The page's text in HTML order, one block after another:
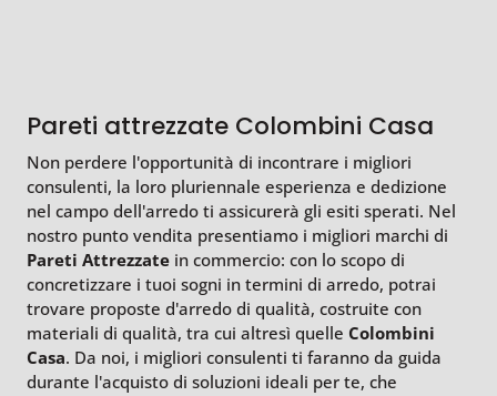
Pareti attrezzate Colombini Casa
Non perdere l'opportunità di incontrare i migliori
consulenti, la loro pluriennale esperienza e dedizione
nel campo dell'arredo ti assicurerà gli esiti sperati. Nel
nostro punto vendita presentiamo i migliori marchi di
Pareti Attrezzate in commercio: con lo scopo di
concretizzare i tuoi sogni in termini di arredo, potrai
trovare proposte d'arredo di qualità, costruite con
materiali di qualità, tra cui altresì quelle Colombini
Casa. Da noi, i migliori consulenti ti faranno da guida
durante l'acquisto di soluzioni ideali per te, che